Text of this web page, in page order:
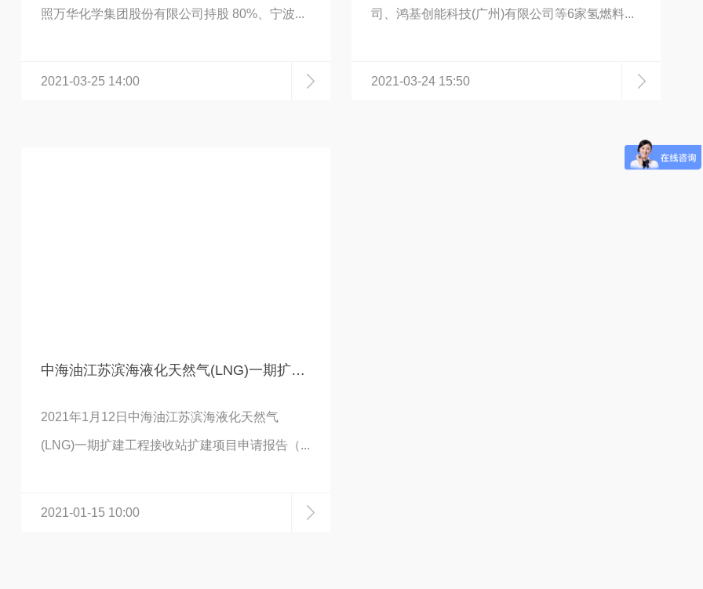
照万华化学集团股份有限公司持股 80%、宁波...
2021-03-25 14:00
司、鸿基创能科技(广州)有限公司等6家氢燃料...
2021-03-24 15:50
中海油江苏滨海液化天然气(LNG)一期扩建工程接收站扩建项目 项目申请报告顺利通过专家评审
2021年1月12日中海油江苏滨海液化天然气
(LNG)一期扩建工程接收站扩建项目申请报告（...
2021-01-15 10:00